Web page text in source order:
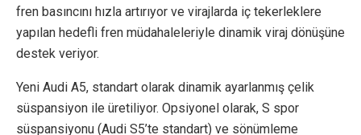
fren basıncını hızla artırıyor ve virajlarda iç tekerleklere
yapılan hedefli fren müdahaleleriyle dinamik viraj dönüşüne
destek veriyor.
Yeni Audi A5, standart olarak dinamik ayarlanmış çelik
süspansiyon ile üretiliyor. Opsiyonel olarak, S spor
süspansiyonu (Audi S5’te standart) ve sönümleme